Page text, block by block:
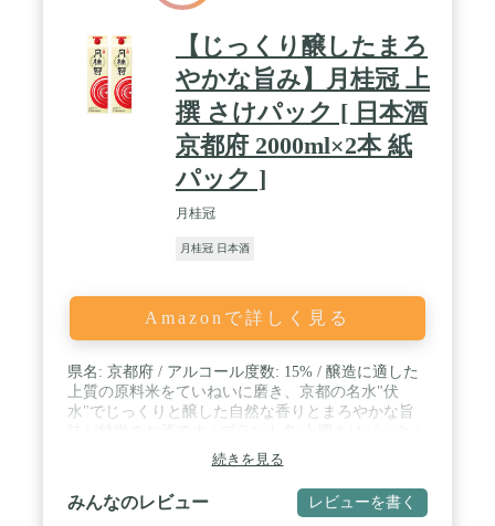
【じっくり醸したまろ
やかな旨み】月桂冠 上
撰 さけパック [ 日本酒
京都府 2000ml×2本 紙
パック ]
月桂冠
月桂冠 日本酒
Amazonで詳しく見る
県名: 京都府 / アルコール度数: 15% / 醸造に適した
上質の原料米をていねいに磨き、京都の名水"伏
水"でじっくりと醸した自然な香りとまろやかな旨
続きを見る
みんなのレビュー レビューを書く